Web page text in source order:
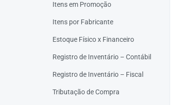
Itens em Promoção
Itens por Fabricante
Estoque Físico x Financeiro
Registro de Inventário – Contábil
Registro de Inventário – Fiscal
Tributação de Compra